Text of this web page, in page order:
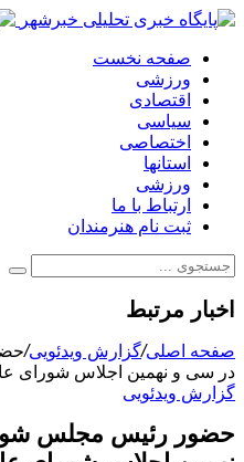
صفحه نخست
ورزشی
اقتصادی
سیاسی
اختصاصی
استانها
ورزشی
ارتباط با ما
ثبت نام هنرمندان
اخبار مرتبط
صفحه اصلی/گزارش ویدئویی/
در سی و نهمین اجلاس شورای
گزارش ویدئویی
حضور رئیس مجلس